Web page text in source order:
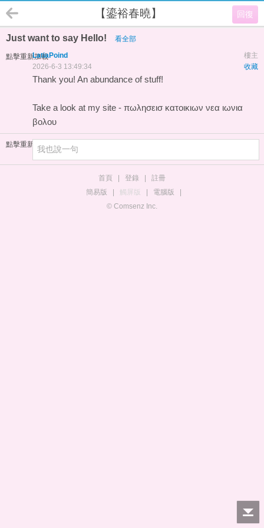
回復
【鎏裕春曉】
Just want to say Hello! 看全部
點擊重新加載 樓主
LatiaPoind
收藏
2026-6-3 13:49:34
Thank you! An abundance of stuff!
Take a look at my site - πωλησεισ κατοικιων νεα ιωνια
βολου
點擊重新加載
首頁 登錄
註冊
簡易版
觸屏版 電腦版
© Comsenz Inc.